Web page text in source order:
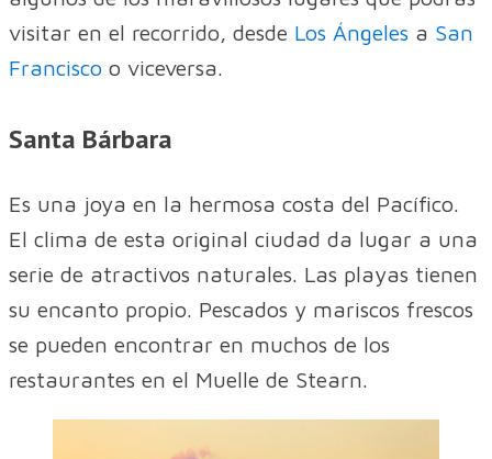
visitar en el recorrido, desde Los Ángeles a San
Francisco o viceversa.
Santa Bárbara
Es una joya en la hermosa costa del Pacífico.
El clima de esta original ciudad da lugar a una
serie de atractivos naturales. Las playas tienen
su encanto propio. Pescados y mariscos frescos
se pueden encontrar en muchos de los
restaurantes en el Muelle de Stearn.